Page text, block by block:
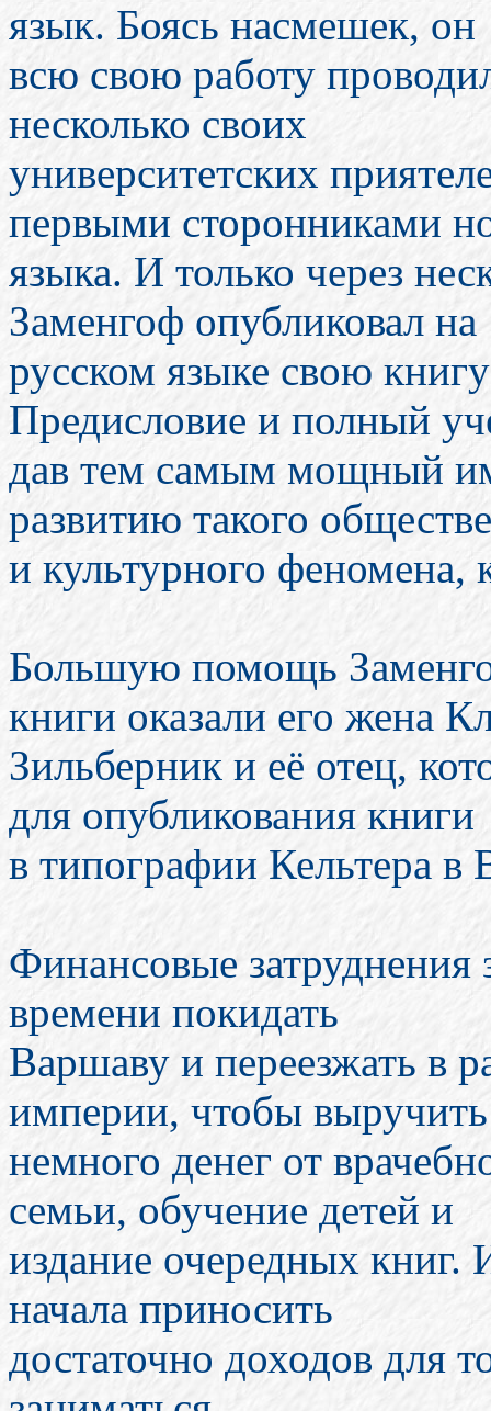
язык. Боясь насмешек, он
всю свою работу
несколько своих
университетских
первыми сторонниками
языка. И только через
Заменгоф опубликовал на
русском языке свою
Предисловие и полный
дав тем самым мощный
развитию такого
и культурного феномена,
Большую помощь
книги оказали его жена
Зильберник и её отец,
для опубликования книги
в типографии Кельтера в
Финансовые затруднения
времени покидать
Варшаву и переезжать в
империи, чтобы выручить
немного денег от
семьи, обучение детей и
издание очередных книг.
начала приносить
достаточно доходов для